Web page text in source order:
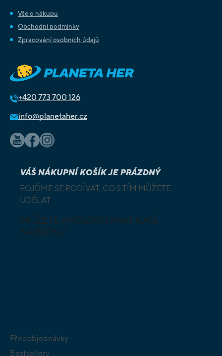
Vše o nákupu
Obchodní podmínky
Zpracování osobních údajů
+420 773 700 126
info@planetaher.cz
VÁŠ NÁKUPNÍ KOŠÍK JE PRÁZDNÝ
POJĎME SE PODÍVAT, CO S TÍM MŮŽETE
UDĚLAT
MŮŽETE PROZKOUMAT NAŠI
NABÍDKU
Předobjednávky
Bestsellery